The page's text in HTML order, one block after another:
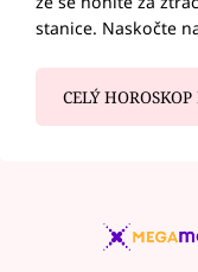
stanice. Naskočte
CELÝ